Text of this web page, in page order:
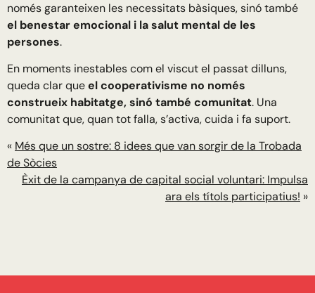
només garanteixen les necessitats bàsiques, sinó també
el benestar emocional i la salut mental de les
persones.
En moments inestables com el viscut el passat dilluns,
queda clar queel cooperativisme no només
construeix habitatge, sinó també comunitat. Una
comunitat que, quan tot falla, s’activa, cuida i fa suport.
« Més que un sostre: 8 idees que van sorgir de la Trobada
de Sòcies
Èxit de la campanya de capital social voluntari: Impulsa
ara els títols participatius! »